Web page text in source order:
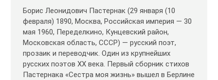
Борис Леонидович Пастернак (29 января (10
февраля) 1890, Москва, Российская империя — 30
мая 1960, Переделкино, Кунцевский район,
Московская область, СССР) — русский поэт,
прозаик и переводчик. Один из крупнейших
русских поэтов XX века. Первый сборник стихов
Пастернака «Сестра моя жизнь» вышел в Берлине